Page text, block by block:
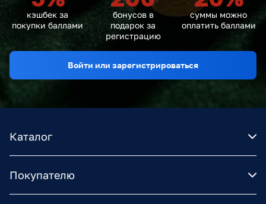
кэшбек за
покупки баллами
бонусов в
подарок за
регистрацию
суммы можно
оплатить баллами
Войти или зарегистрироваться
Каталог
Покупателю